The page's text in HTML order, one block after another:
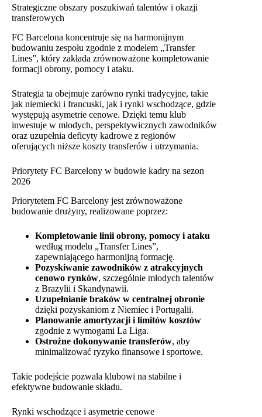
Strategiczne obszary poszukiwań talentów i okazji
transferowych
FC Barcelona koncentruje się na harmonijnym
budowaniu zespołu zgodnie z modelem „Transfer
Lines”, który zakłada zrównoważone kompletowanie
formacji obrony, pomocy i ataku.
Strategia ta obejmuje zarówno rynki tradycyjne, takie
jak niemiecki i francuski, jak i rynki wschodzące, gdzie
występują asymetrie cenowe. Dzięki temu klub
inwestuje w młodych, perspektywicznych zawodników
oraz uzupełnia deficyty kadrowe z regionów
oferujących niższe koszty transferów i utrzymania.
Priorytety FC Barcelony w budowie kadry na sezon
2026
Priorytetem FC Barcelony jest zrównoważone
budowanie drużyny, realizowane poprzez:
Kompletowanie linii obrony, pomocy i ataku
według modelu „Transfer Lines”,
zapewniającego harmonijną formację.
Pozyskiwanie zawodników z atrakcyjnych
cenowo rynków, szczególnie młodych talentów
z Brazylii i Skandynawii.
Uzupełnianie braków w centralnej obronie
dzięki pozyskaniom z Niemiec i Portugalii.
Planowanie amortyzacji i limitów kosztów
zgodnie z wymogami La Liga.
Ostrożne dokonywanie transferów, aby
minimalizować ryzyko finansowe i sportowe.
Takie podejście pozwala klubowi na stabilne i
efektywne budowanie składu.
Rynki wschodzące i asymetrie cenowe